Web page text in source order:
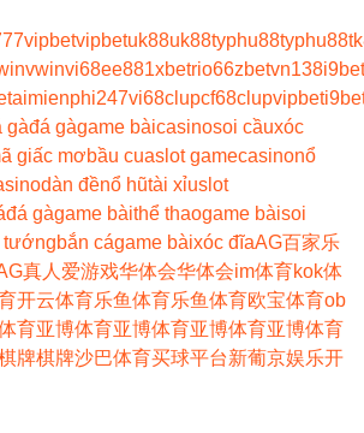
vipbetvipbetuk88uk88typhu88typhu88
vwinvi68ee881xbetrio66zbetvn138
taimienphi247vi68clupcf68clupvipbet
gàđá gàgame bàicasinosoi cầuxóc
giấc mơbầu cuaslot gamecasinonổ
dàn đềnổ hũtài xỉuslot
đá gàgame bàithể thaogame bàisoi
bắn cágame bàixóc đĩaAG百家乐
真人 爱游戏华体会华体会im体育kok体
开云体育乐鱼体育乐鱼体育欧宝体育ob
育亚博体育亚博体育亚博体育亚博体育
牌棋牌沙巴体育买球平台新葡京娱乐开